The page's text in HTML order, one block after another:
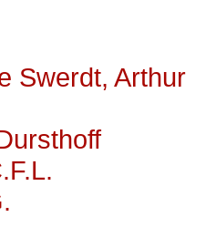
Swerdt, Arthur